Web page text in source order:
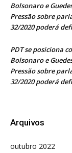
Bolsonaro e
Pressão sobre
32/2020 poderá
PDT se posiciona
Bolsonaro e
Pressão sobre
32/2020 poderá
Arquivos
outubro 2022